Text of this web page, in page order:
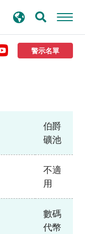
警示名單
伯爵
礦池
不適
用
數碼
代幣